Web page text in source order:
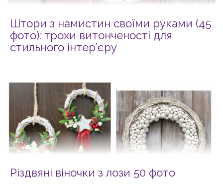
Штори з намистин своїми руками (45
фото): трохи витонченості для
стильного інтер’єру
Різдвяні віночки з лози 50 фото